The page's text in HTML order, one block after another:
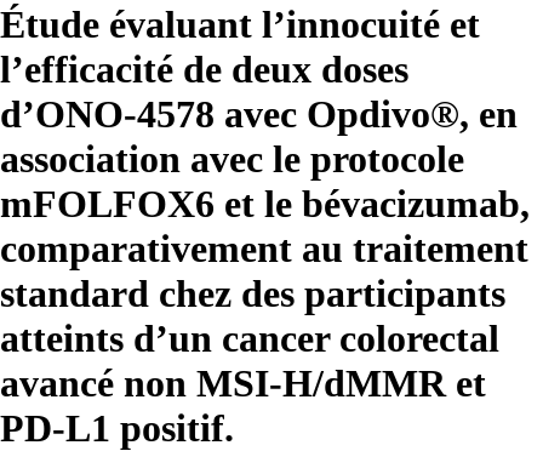
Étude évaluant l’innocuité et
l’efficacité de deux doses
d’ONO-4578 avec Opdivo®, en
association avec le protocole
mFOLFOX6 et le bévacizumab,
comparativement au traitement
standard chez des participants
atteints d’un cancer colorectal
avancé non MSI-H/dMMR et
PD-L1 positif.